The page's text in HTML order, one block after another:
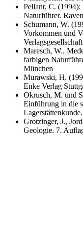
Pellant, C. (1994):
Naturführer.
Schumann, W.
Vorkommen und
Maresch, W.,
farbigen
München
Murawski, H.
Enke Verlag
Okrusch, M. und
Einführung in die
Grotzinger, J.,
Geologie. 7.